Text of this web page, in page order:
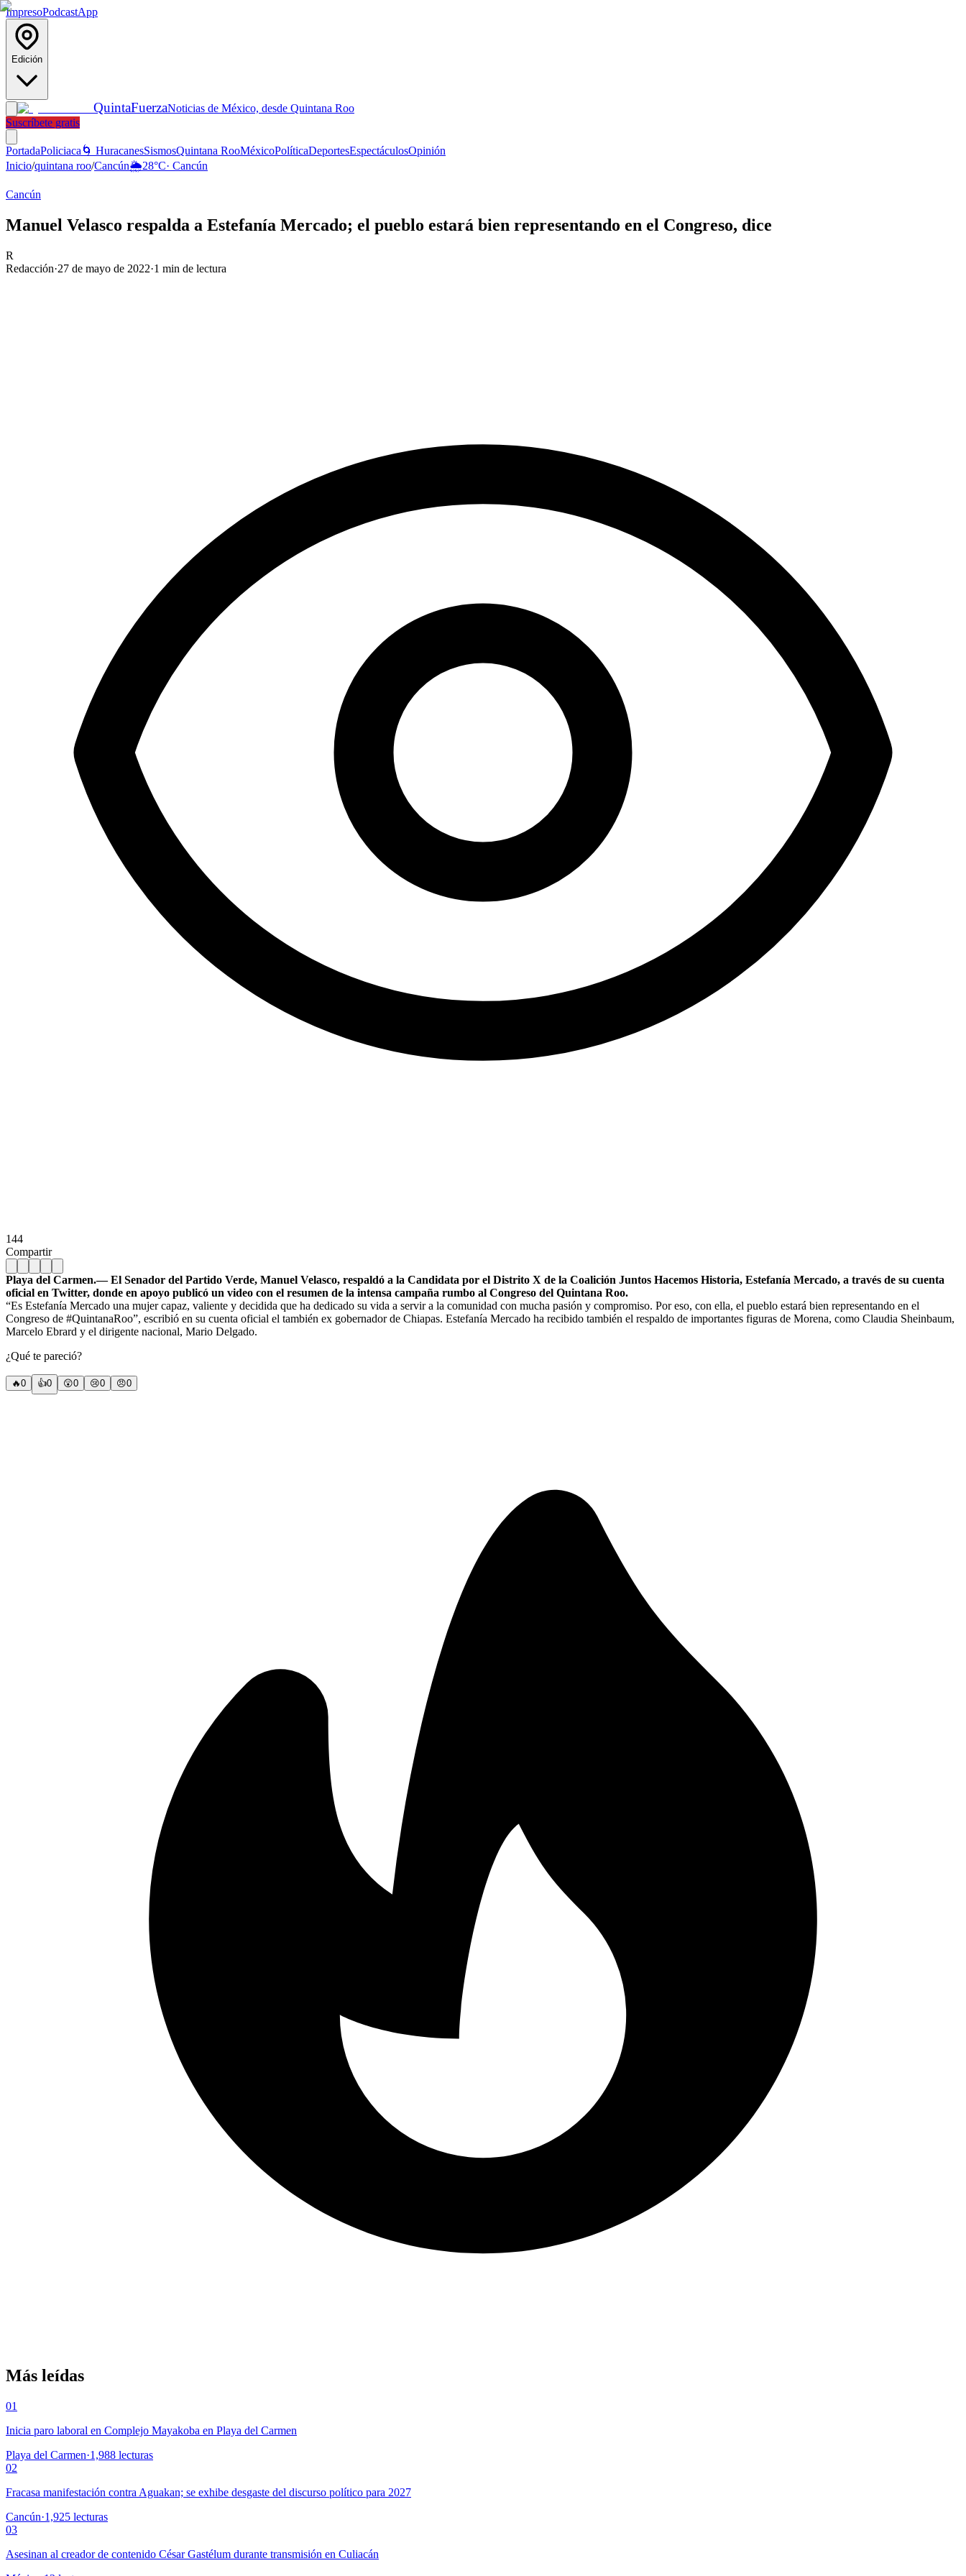
ImpresoPodcastApp
Edición
QuintaFuerzaNoticias de México, desde Quintana Roo
Suscríbete gratis
PortadaPoliciaca 🌀 HuracanesSismosQuintana RooMéxicoPolíticaDeportesEspectáculosOpinión
Inicio/quintana roo/Cancún🌦️28°C· Cancún
Cancún
Manuel Velasco respalda a Estefanía Mercado; el pueblo estará bien representando en el Congreso, dice
R
Redacción·27 de mayo de 2022·1 min de lectura
144
Compartir
Playa del Carmen.— El Senador del Partido Verde, Manuel Velasco, respaldó a la Candidata por el Distrito X de la Coalición Juntos Hacemos Historia, Estefanía Mercado, a través de su cuenta
oficial en Twitter, donde en apoyo publicó un video con el resumen de la intensa campaña rumbo al Congreso del Quintana Roo.
“Es Estefanía Mercado una mujer capaz, valiente y decidida que ha dedicado su vida a servir a la comunidad con mucha pasión y compromiso. Por eso, con ella, el pueblo estará bien representando en el
Congreso de #QuintanaRoo”, escribió en su cuenta oficial el también ex gobernador de Chiapas. Estefanía Mercado ha recibido también el respaldo de importantes figuras de Morena, como Claudia Sheinbaum,
Marcelo Ebrard y el dirigente nacional, Mario Delgado.
¿Qué te pareció?
🔥0 👍0 😲0 😢0 😠0
Más leídas
01
Inicia paro laboral en Complejo Mayakoba en Playa del Carmen
Playa del Carmen·1,988 lecturas
02
Fracasa manifestación contra Aguakan; se exhibe desgaste del discurso político para 2027
Cancún·1,925 lecturas
03
Asesinan al creador de contenido César Gastélum durante transmisión en Culiacán